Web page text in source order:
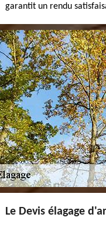
garantit un rendu
Le Devis élagage